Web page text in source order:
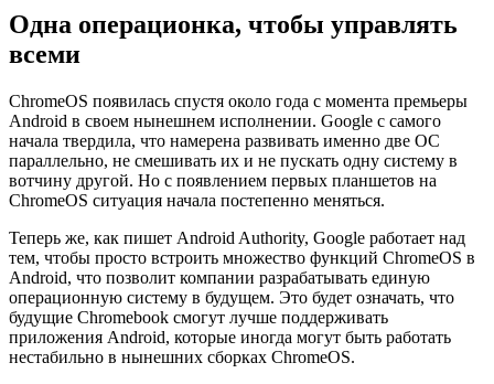
Одна операционка, чтобы управлять
всеми
ChromeOS появилась спустя около года с момента премьеры
Android в своем нынешнем исполнении. Google с самого
начала твердила, что намерена развивать именно две ОС
параллельно, не смешивать их и не пускать одну систему в
вотчину другой. Но с появлением первых планшетов на
ChromeOS ситуация начала постепенно меняться.
Теперь же, как пишет Android Authority, Google работает над
тем, чтобы просто встроить множество функций ChromeOS в
Android, что позволит компании разрабатывать единую
операционную систему в будущем. Это будет означать, что
будущие Chromebook смогут лучше поддерживать
приложения Android, которые иногда могут быть работать
нестабильно в нынешних сборках ChromeOS.